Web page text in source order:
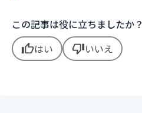
この記事は役に立ちましたか？
thumb_upはい thumb_downいいえ